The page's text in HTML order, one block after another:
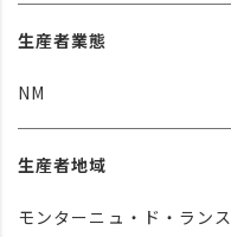
生産者業態
NM
生産者地域
モンターニュ・ド・ランス